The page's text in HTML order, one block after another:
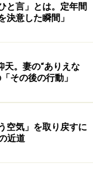
と言」とは。定年間
決意した瞬間」
天。妻の“ありえな
その後の行動」
空気」を取り戻すに
近道